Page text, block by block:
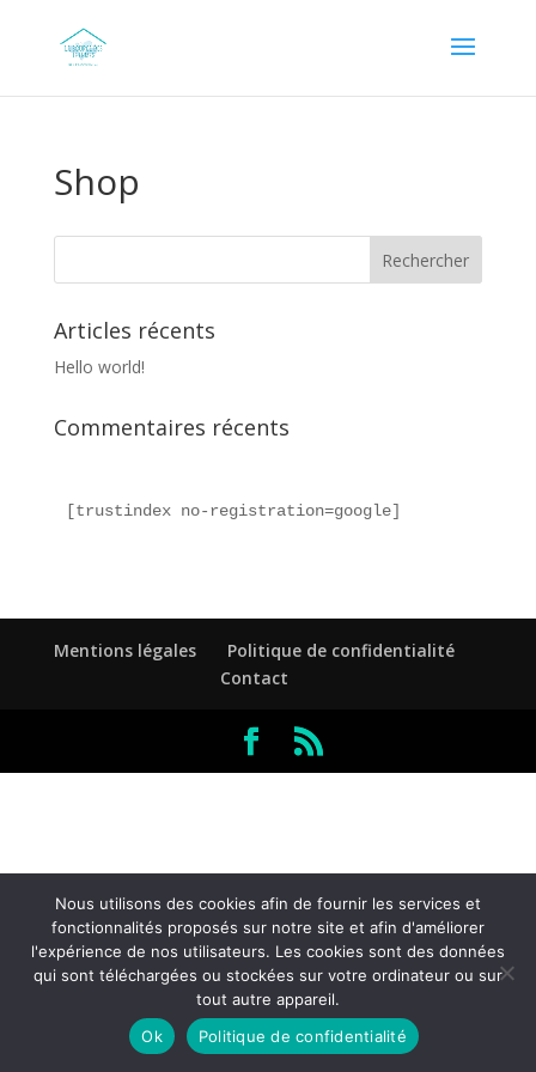
Shop
Articles récents
Hello world!
Commentaires récents
[trustindex no-registration=google]
Mentions légales
Politique de confidentialité
Contact
Nous utilisons des cookies afin de fournir les services et
fonctionnalités proposés sur notre site et afin d'améliorer
l'expérience de nos utilisateurs. Les cookies sont des données
qui sont téléchargées ou stockées sur votre ordinateur ou sur
tout autre appareil.
Ok
Politique de confidentialité